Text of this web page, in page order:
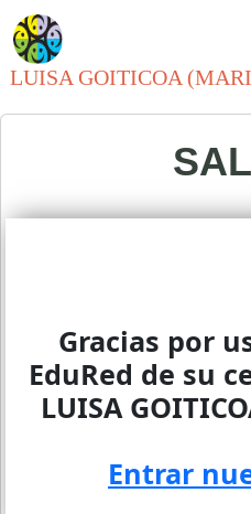
LUISA GOITICOA
Gracias por
EduRed de su
LUISA
Entrar